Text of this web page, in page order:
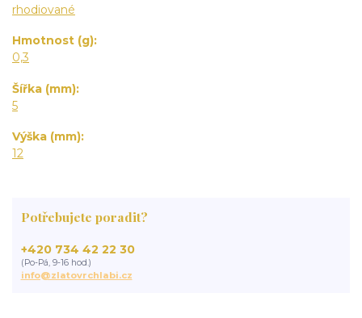
rhodiované
Hmotnost (g)
0,3
Šířka (mm)
5
Výška (mm)
12
Potřebujete poradit?
+420 734 42 22 30
(Po-Pá, 9-16 hod.)
info@zlatovrchlabi.cz